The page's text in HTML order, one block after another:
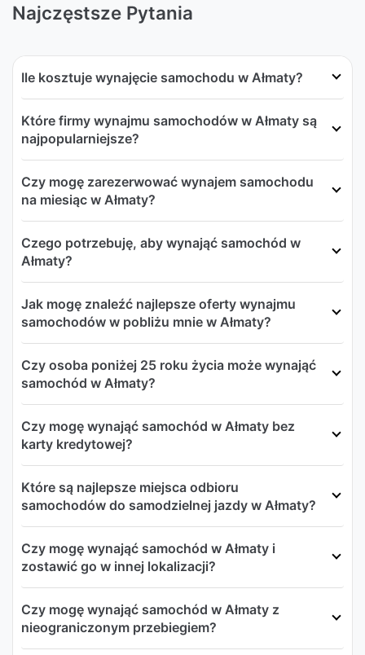
Najczęstsze Pytania
Ile kosztuje wynajęcie samochodu w Ałmaty?
Które firmy wynajmu samochodów w Ałmaty są
najpopularniejsze?
Czy mogę zarezerwować wynajem samochodu
na miesiąc w Ałmaty?
Czego potrzebuję, aby wynająć samochód w
Ałmaty?
Jak mogę znaleźć najlepsze oferty wynajmu
samochodów w pobliżu mnie w Ałmaty?
Czy osoba poniżej 25 roku życia może wynająć
samochód w Ałmaty?
Czy mogę wynająć samochód w Ałmaty bez
karty kredytowej?
Które są najlepsze miejsca odbioru
samochodów do samodzielnej jazdy w Ałmaty?
Czy mogę wynająć samochód w Ałmaty i
zostawić go w innej lokalizacji?
Czy mogę wynająć samochód w Ałmaty z
nieograniczonym przebiegiem?